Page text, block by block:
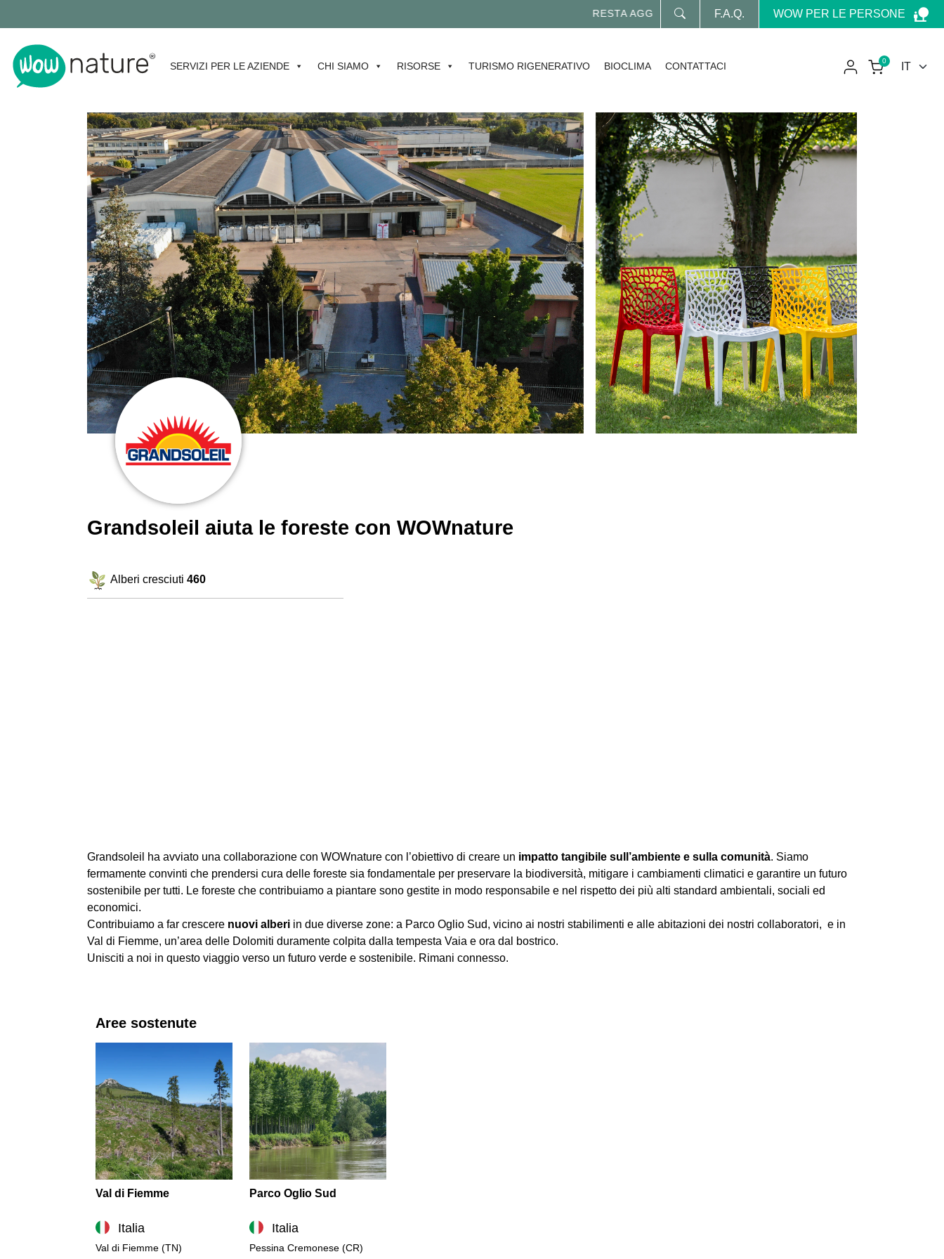
RESTA AGGIORNATO SUL MONDO WOW
F.A.Q. WOW PER LE PERSONE
SERVIZI PER LE AZIENDE CHI SIAMO RISORSE TURISMO RIGENERATIVO BIOCLIMA CONTATTACI 0
Grandsoleil aiuta le foreste con WOWnature
Alberi cresciuti 460
Grandsoleil ha avviato una collaborazione con WOWnature con l’obiettivo di creare un impatto tangibile sull’ambiente e sulla comunità. Siamo
fermamente convinti che prendersi cura delle foreste sia fondamentale per preservare la biodiversità, mitigare i cambiamenti climatici e garantire un futuro
sostenibile per tutti. Le foreste che contribuiamo a piantare sono gestite in modo responsabile e nel rispetto dei più alti standard ambientali, sociali ed
economici.
Contribuiamo a far crescere nuovi alberi in due diverse zone: a Parco Oglio Sud, vicino ai nostri stabilimenti e alle abitazioni dei nostri collaboratori, e in
Val di Fiemme, un’area delle Dolomiti duramente colpita dalla tempesta Vaia e ora dal bostrico.
Unisciti a noi in questo viaggio verso un futuro verde e sostenibile. Rimani connesso.
Aree sostenute
Val di Fiemme
Italia
Val di Fiemme (TN)
Parco Oglio Sud
Italia
Pessina Cremonese (CR)